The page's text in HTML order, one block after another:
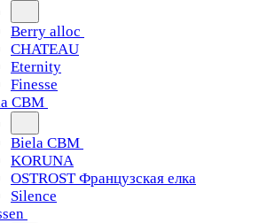
Berry alloc
CHATEAU
Eternity
Finesse
CBM
Biela CBM
KORUNA
OSTROST Французская елка
Silence